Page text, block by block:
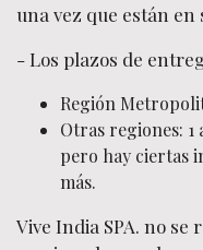
una vez que están en
- Los plazos de
Región
Otras regiones: 1
pero hay ciertas
más.
Vive India SPA. no